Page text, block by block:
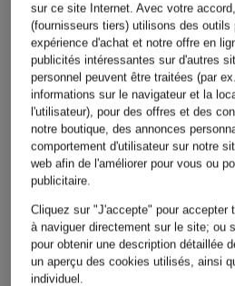
Veste d'entraînement
FIGC ITALIE ADN
39,99 €
Meilleur prix:33,99 €
Initialement:75 €
Veste sweat-
KOLUMBIEN
ORIGINALS
Coupe du
2026
49,99 €
Meilleur prix:
Initialement:
sur ce site Internet. Avec votre
(fournisseurs tiers) utilisons des outils
expérience d'achat et notre offre en
publicités intéressantes sur d'autres
personnel peuvent être traitées (par
informations sur le navigateur et la
l'utilisateur), pour des offres et des
notre boutique, des annonces
comportement d'utilisateur sur notre
web afin de l'améliorer pour vous ou
publicitaire.
Cliquez sur "J'accepte" pour accepter
à naviguer directement sur le site; ou
pour obtenir une description détaillée
un aperçu des cookies utilisés, ainsi
individuel.